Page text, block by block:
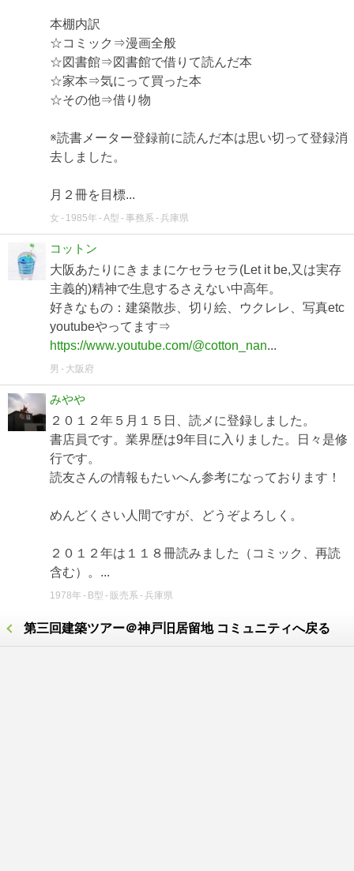
本棚内訳
☆コミック⇒漫画全般
☆図書館⇒図書館で借りて読んだ本
☆家本⇒気にって買った本
☆その他⇒借り物
※読書メーター登録前に読んだ本は思い切って登録消
去しました。
月２冊を目標...
女 1985年 A型 事務系 兵庫県
コットン
大阪あたりにきままにケセラセラ(Let it be,又は実存
主義的)精神で生息するさえない中高年。
好きなもの：建築散歩、切り絵、ウクレレ、写真etc
youtubeやってます⇒
https://www.youtube.com/@cotton_nan...
男 大阪府
みやや
２０１２年５月１５日、読メに登録しました。
書店員です。業界歴は9年目に入りました。日々是修
行です。
読友さんの情報もたいへん参考になっております！
めんどくさい人間ですが、どうぞよろしく。
２０１２年は１１８冊読みました（コミック、再読
含む）。...
1978年 B型 販売系 兵庫県
第三回建築ツアー＠神戸旧居留地 コミュニティへ戻る